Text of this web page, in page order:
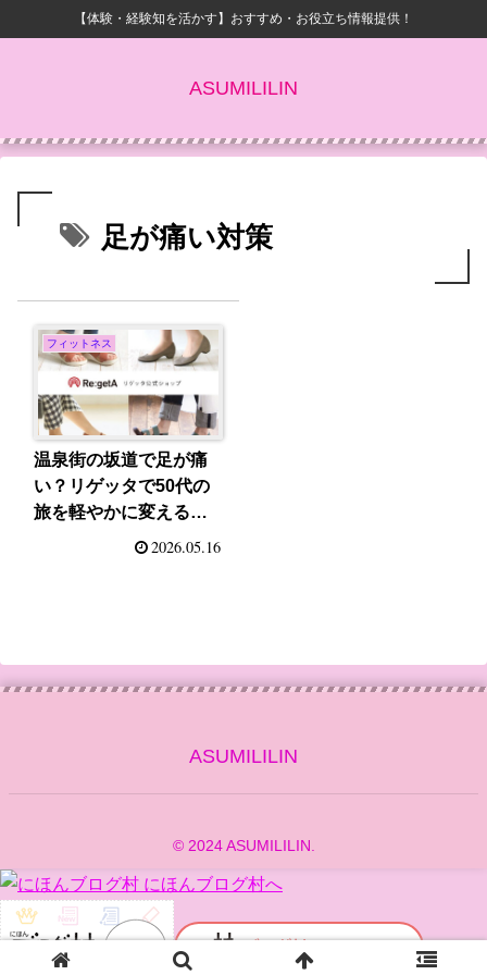
【体験・経験知を活かす】おすすめ・お役立ち情報提供！
ASUMILILIN
足が痛い対策
フィットネス
温泉街の坂道で足が痛
い？リゲッタで50代の
旅を軽やかに変える靴
2026.05.16
ASUMILILIN
© 2024 ASUMILILIN.